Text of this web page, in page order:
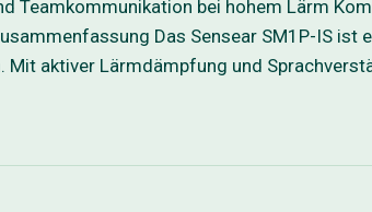
Teamkommunikation bei hohem Lärm
Das Sensear SM1P-IS
Mit aktiver Lärmdämpfung und